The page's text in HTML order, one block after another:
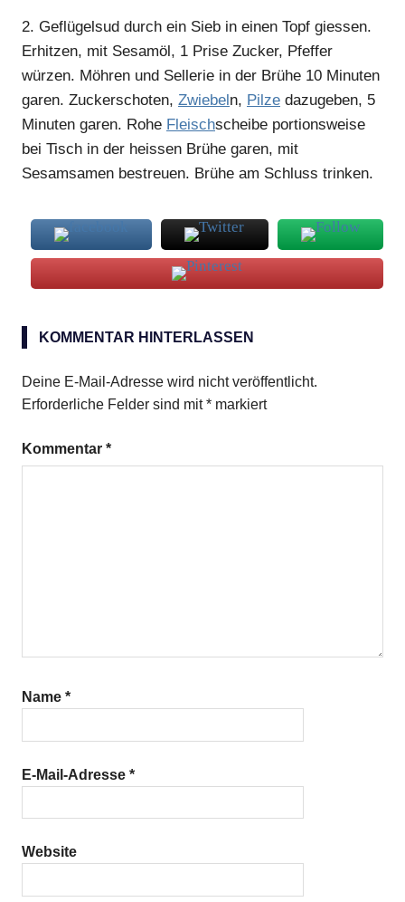
2. Geflügelsud durch ein Sieb in einen Topf giessen.
Erhitzen, mit Sesamöl, 1 Prise Zucker, Pfeffer
würzen. Möhren und Sellerie in der Brühe 10 Minuten
garen. Zuckerschoten, Zwiebeln, Pilze dazugeben, 5
Minuten garen. Rohe Fleischscheibe portionsweise
bei Tisch in der heissen Brühe garen, mit
Sesamsamen bestreuen. Brühe am Schluss trinken.
Shabu-
KOMMENTAR HINTERLASSEN
Deine E-Mail-Adresse wird nicht veröffentlicht.
Erforderliche Felder sind mit* markiert
Kommentar *
Name *
E-Mail-Adresse *
Website